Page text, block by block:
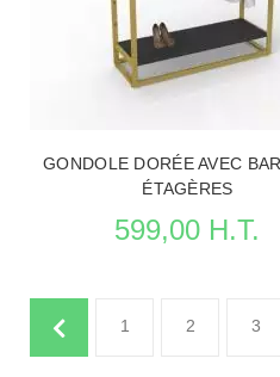
GONDOLE DORÉE AVEC
ÉTAGÈRES
599,00 H.T.
1 2 3